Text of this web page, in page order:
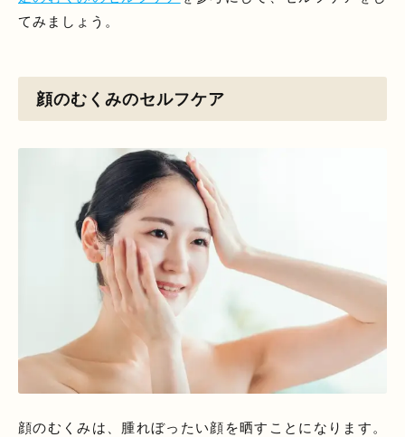
てみましょう。
顔のむくみのセルフケア
顔のむくみは、腫れぼったい顔を晒すことになります。